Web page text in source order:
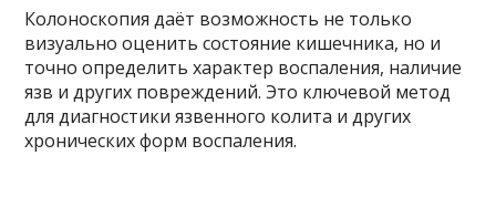
Колоноскопия даёт возможность не только
визуально оценить состояние кишечника, но и
точно определить характер воспаления, наличие
язв и других повреждений. Это ключевой метод
для диагностики язвенного колита и других
хронических форм воспаления.